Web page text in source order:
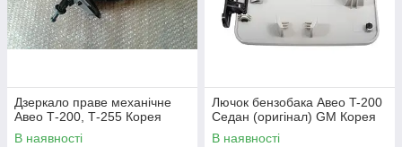
Дзеркало праве механічне
Авео Т-200, Т-255 Корея
В наявності
Лючок бензобака Авео T-200
Седан (оригінал) GM Корея
В наявності